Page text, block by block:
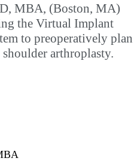
MBA, (Boston, MA)
the Virtual Implant
to preoperatively plan
arthroplasty.